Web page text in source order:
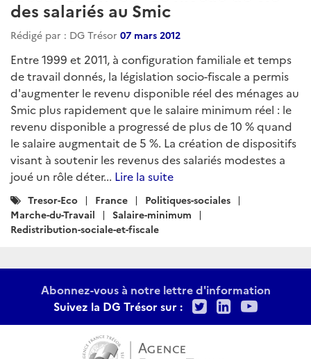
des salariés au Smic
Rédigé par : DG Trésor 07 mars 2012
Entre 1999 et 2011, à configuration familiale et temps
de travail donnés, la législation socio-fiscale a permis
d'augmenter le revenu disponible réel des ménages au
Smic plus rapidement que le salaire minimum réel : le
revenu disponible a progressé de plus de 10 % quand
le salaire augmentait de 5 %. La création de dispositifs
visant à soutenir les revenus des salariés modestes a
joué un rôle déter... Lire la suite
Catégories
:
Tresor-Eco France
Politiques-sociales
Marche-du-Travail
Salaire-minimum
Redistribution-sociale-et-fiscale
Abonnez-vous à notre lettre d'information
Suivez la DG Trésor sur :
TwitterLinkedIn